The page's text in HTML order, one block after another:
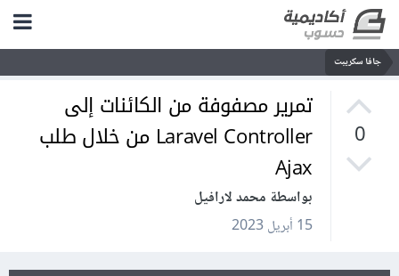
جافا سكريبت
0
تمرير مصفوفة من الكائنات إلى
Laravel Controller من خلال طلب
Ajax
بواسطة محمد لارافيل
15 أبريل 2023